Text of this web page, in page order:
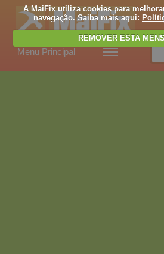
A MaiFix utiliza cookies para
navegação. Saiba mais aqui:
REMOVER ESTA
Menu Principal